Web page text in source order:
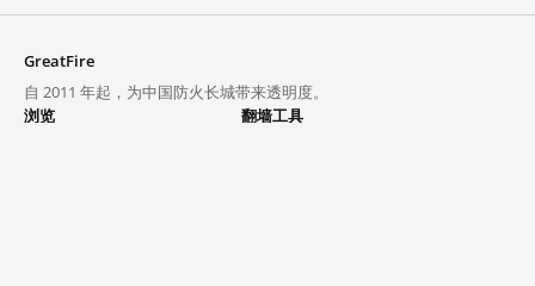
GreatFire
自 2011 年起，为中国防火长城带来透明度。
浏览
翻墙工具